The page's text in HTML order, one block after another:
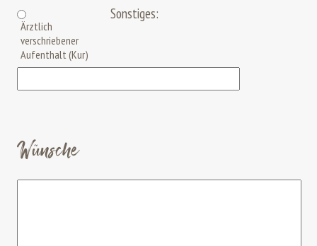
Ärztlich
verschriebener
Aufenthalt (Kur)
Sonstiges:
Wünsche